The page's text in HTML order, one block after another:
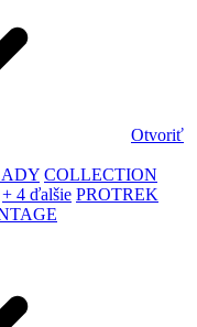
Otvoriť
COLLECTION
+ 4 ďalšie PROTREK